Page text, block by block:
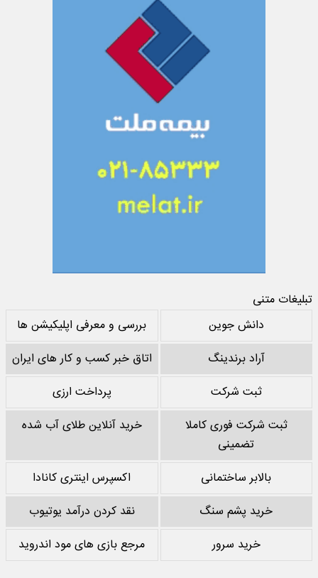
تبلیغات متنی
دانش جوین
بررسی و معرفی اپلیکیشن ها
آراد برندینگ
اتاق خبر کسب و کار های ایران
ثبت شرکت
پرداخت ارزی
ثبت شرکت فوری کاملا
تضمینی
خرید آنلاین طلای آب شده
بالابر ساختمانی
اکسپرس اینتری کانادا
خرید پشم سنگ
نقد کردن درآمد یوتیوب
خرید سرور
مرجع بازی های مود اندروید